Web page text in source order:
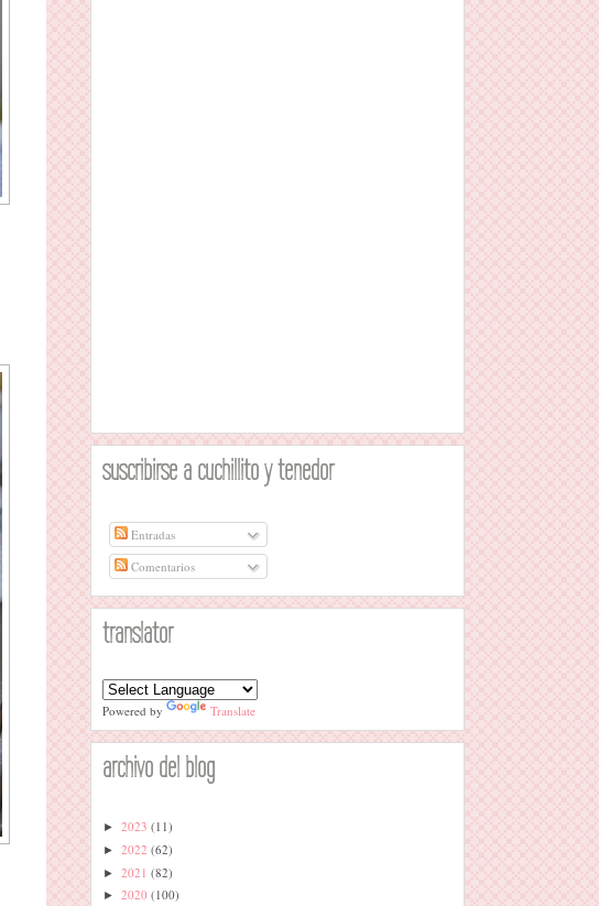
suscribirse a cuchillito y tenedor
Entradas
Comentarios
translator
Powered by Translate
archivo del blog
► 2023 (11)
► 2022 (62)
► 2021 (82)
► 2020 (100)